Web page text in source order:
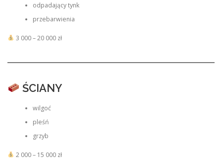
odpadający tynk
przebarwienia
3 000 – 20 000 zł
ŚCIANY
wilgoć
pleśń
grzyb
2 000 – 15 000 zł